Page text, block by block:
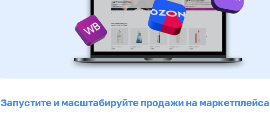
Запустите и масштабируйте продажи на